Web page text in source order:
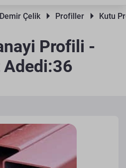
Demir Çelik Profiller Kutu
Profili -
Adedi:36